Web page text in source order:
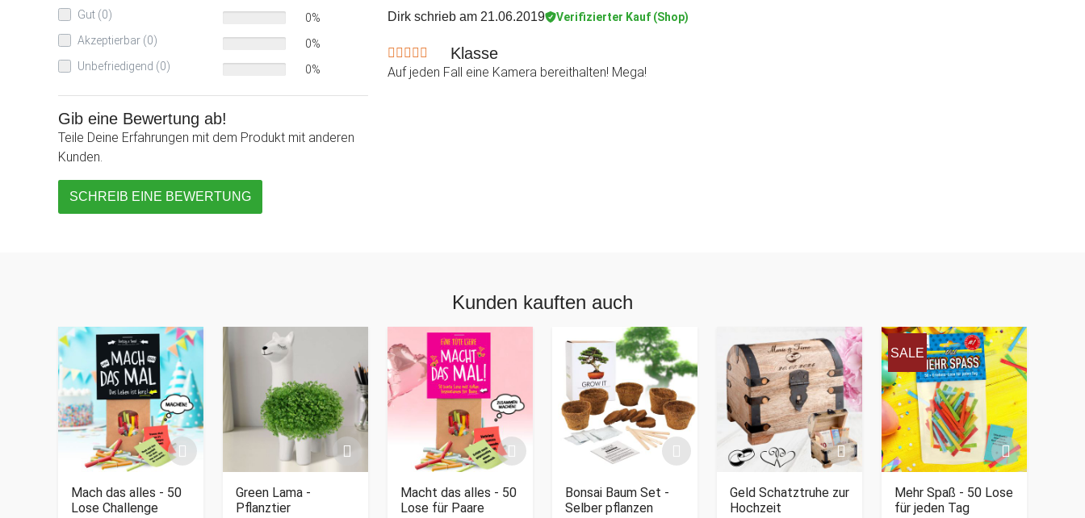
Gut (0)
0%
Akzeptierbar (0)
0%
Unbefriedigend (0)
0%
Gib eine Bewertung ab!
Teile Deine Erfahrungen mit dem Produkt mit anderen
Kunden.
SCHREIB EINE BEWERTUNG
Dirk schrieb am 21.06.2019 Verifizierter Kauf (Shop)
Klasse
Auf jeden Fall eine Kamera bereithalten! Mega!
Kunden kauften auch
Mach das alles - 50
Lose Challenge
Green Lama -
Pflanztier
Macht das alles - 50
Lose für Paare
Bonsai Baum Set -
Selber pflanzen
Geld Schatztruhe zur
Hochzeit
SALE
Mehr Spaß - 50 Lose
für jeden Tag